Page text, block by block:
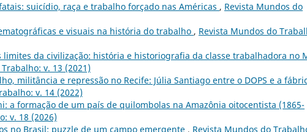
suicídio, raça e trabalho forçado nas Américas , Revista Mundos do
e visuais na história do trabalho , Revista Mundos do
limites da civilização: história e historiografia da classe trabalhadora no
v. 13 (2021)
militância e repressão no Recife: Júlia Santiago entre o DOPS e a
v. 14 (2022)
a formação de um país de quilombolas na Amazônia oitocentista (1865-
v. 18 (2026)
no Brasil: puzzle de um campo emergente , Revista Mundos do